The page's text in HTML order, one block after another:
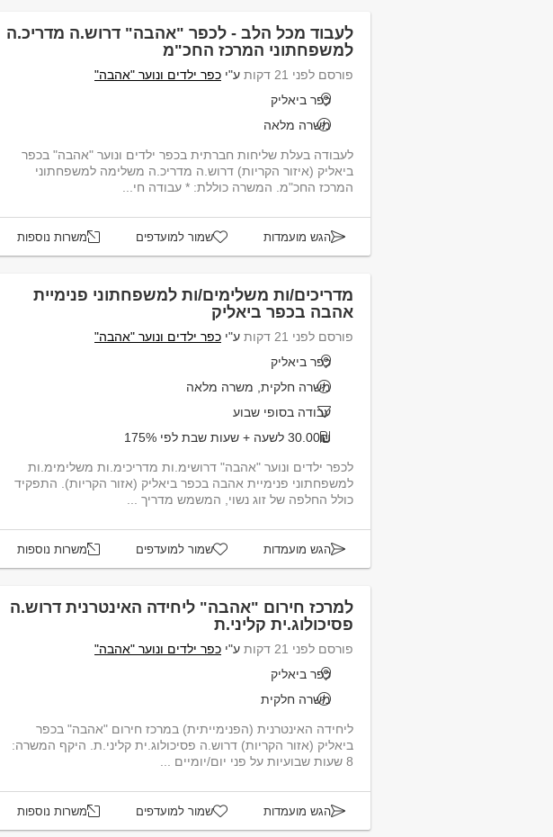
לעבוד מכל הלב - לכפר "אהבה" דרוש.ה מדריכ.ה
למשפחתוני המרכז החכ"מ
פורסם לפני 21 דקות ע"י כפר ילדים ונוער "אהבה"
כפר ביאליק
משרה מלאה
לעבודה בעלת שליחות חברתית בכפר ילדים ונוער "אהבה" בכפר
ביאליק (איזור הקריות) דרוש.ה מדריכ.ה משלימה למשפחתוני
המרכז החכ"מ. המשרה כוללת: * עבודה חי...
הגש מועמדות שמור למועדפים משרות נוספות
מדריכים/ות משלימים/ות למשפחתוני פנימיית
אהבה בכפר ביאליק
פורסם לפני 21 דקות ע"י כפר ילדים ונוער "אהבה"
כפר ביאליק
משרה חלקית, משרה מלאה
עבודה בסופי שבוע
30.00₪ לשעה + שעות שבת לפי 175%
לכפר ילדים ונוער "אהבה" דרושימ.ות מדריכימ.ות משלימימ.ות
למשפחתוני פנימיית אהבה בכפר ביאליק (אזור הקריות). התפקיד
כולל החלפה של זוג נשוי, המשמש מדריך ...
הגש מועמדות שמור למועדפים משרות נוספות
למרכז חירום "אהבה" ליחידה האינטרנית דרוש.ה
פסיכולוג.ית קליני.ת
פורסם לפני 21 דקות ע"י כפר ילדים ונוער "אהבה"
כפר ביאליק
משרה חלקית
ליחידה האינטרנית (הפנימייתית) במרכז חירום "אהבה" בכפר
ביאליק (אזור הקריות) דרוש.ה פסיכולוג.ית קליני.ת. היקף המשרה:
8 שעות שבועיות על פני יום/יומיים ...
הגש מועמדות שמור למועדפים משרות נוספות